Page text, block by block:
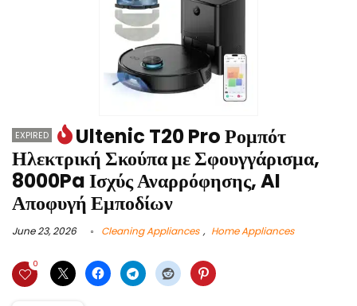
EXPIRED
Ultenic T20 Pro Ρομπότ
Ηλεκτρική Σκούπα με Σφουγγάρισμα,
8000Pa Ισχύς Αναρρόφησης, AI
Αποφυγή Εμποδίων
June 23, 2026 Cleaning Appliances , Home Appliances
0